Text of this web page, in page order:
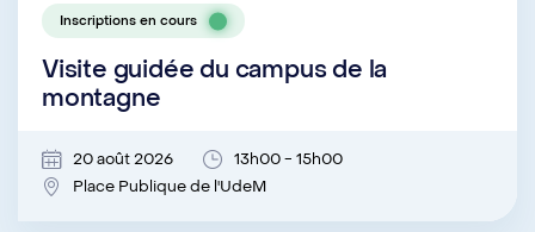
Inscriptions en cours
Visite guidée du campus de la
montagne
20 août 2026
13h00 - 15h00
Place Publique de l'UdeM